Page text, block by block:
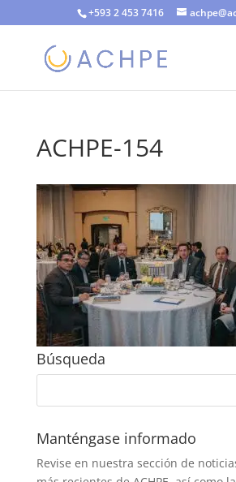
+593 2 453 7416
ACHPE-154
Búsqueda
Manténgase informado
Revise en nuestra sección de